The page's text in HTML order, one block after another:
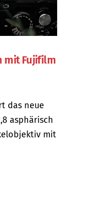
mit Fujifilm
das neue
asphärisch
mit